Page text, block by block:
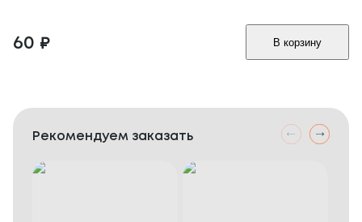
60 ₽ В корзину
Рекомендуем заказать